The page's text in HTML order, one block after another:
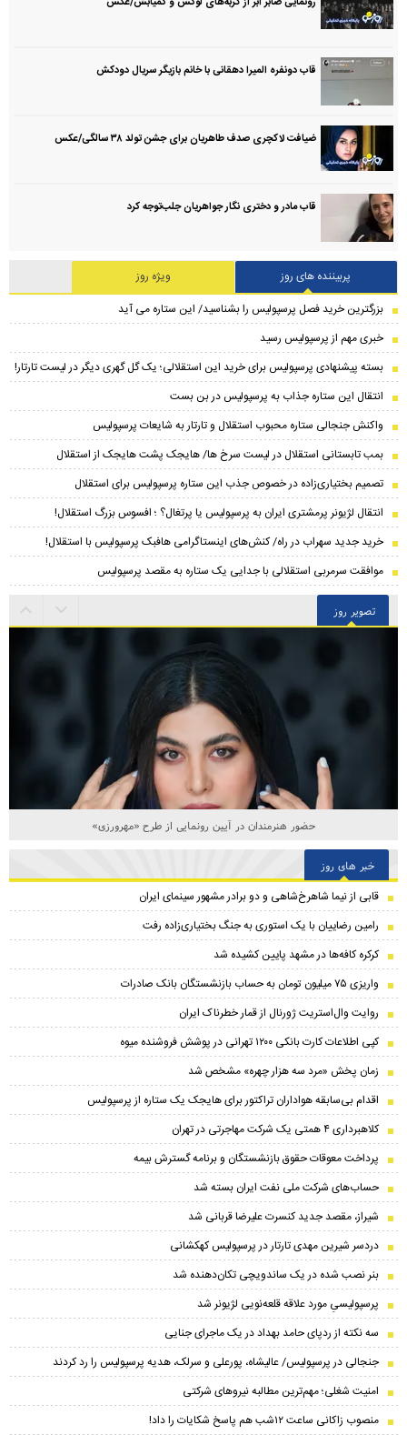
قاب دونفره المیرا دهقانی با خانم بازیگر سریال دودکش
ضیافت لاکچری صدف طاهریان برای جشن تولد ۳۸ سالگی‌/عکس
قاب مادر و دختری نگار جواهریان جلب‌توجه کرد
پربیننده های روز
ویژه روز
بزرگترین خرید فصل پرسپولیس را بشناسید/ این ستاره می آید
خبری مهم از پرسپولیس رسید
بسته پیشنهادی پرسپولیس برای خرید این استقلالی؛ یک گل گهری دیگر در لیست تارتار!
انتقال این ستاره جذاب به پرسپولیس در بن بست
واکنش جنجالی ستاره محبوب استقلال و تارتار به شایعات پرسپولیس
بمب تابستانی استقلال در لیست سرخ ها/ هایجک پشت هایجک از استقلال
تصمیم بختیاری‌زاده در خصوص جذب این ستاره پرسپولیس برای استقلال
انتقال لژیونر پرمشتری ایران به پرسپولیس یا پرتغال؟ ؛ افسوس بزرگ استقلال!
خرید جدید سهراب در راه/ کنش‌های اینستاگرامی هافبک پرسپولیس با استقلال!
موافقت سرمربی استقلالی با جدایی یک ستاره به مقصد پرسپولیس
تصویر روز
حضور هنرمندان در آیین رونمایی از طرح «مهرورزی»
خبر های روز
قابی از نیما شاهرخ‌شاهی و دو برادر مشهور سینمای ایران
رامین رضاییان با یک استوری به جنگ بختیاری‌زاده رفت
کرکره کافه‌ها در مشهد پایین کشیده شد
واریزی ۷۵ میلیون تومان به حساب بازنشستگان بانک صادرات
روایت وال‌استریت ژورنال از قمار خطرناک ایران
کپی اطلاعات کارت بانکی ۱۲۰۰ تهرانی در پوشش فروشنده میوه
زمان پخش «مرد سه هزار چهره» مشخص شد
اقدام بی‌سابقه هواداران تراکتور برای هایجک یک ستاره از پرسپولیس
کلاهبرداری ۴ همتی یک شرکت مهاجرتی در تهران
پرداخت معوقات حقوق بازنشستگان و برنامه گسترش بیمه
حساب‌‌های شرکت ملی نفت ایران بسته شد
شیراز، مقصد جدید کنسرت علیرضا قربانی شد
دردسر شیرین مهدی تارتار در پرسپولیس کهکشانی
بنر نصب شده در یک ساندویچی تکان‌دهنده شد
پرسپولیسیِ مورد علاقه قلعه‌نویی لژیونر شد
سه نکته از ردپای حامد بهداد در یک ماجرای جنایی
جنجالی در پرسپولیس/ عالیشاه، پورعلی و سرلک، هدیه پرسپولیس را رد کردند
امنیت شغلی؛ مهم‌ترین مطالبه نیروهای شرکتی
منصوب زاکانی ساعت ۱۲شب هم پاسخ شکایات را داد!